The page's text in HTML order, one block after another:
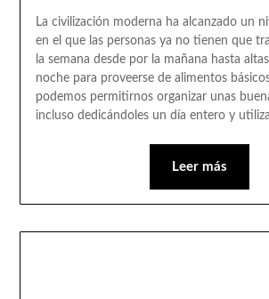
La civilización moderna ha alcanzado un
en el que las personas ya no tienen que
la semana desde por la mañana hasta
noche para proveerse de alimentos
podemos permitirnos organizar unas
incluso dedicándoles un día entero y
Leer más